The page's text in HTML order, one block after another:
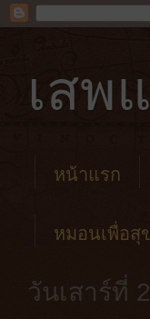
เสพ
หน้าแรก
หมอนเพื่อสุ
วันเสาร์ที่